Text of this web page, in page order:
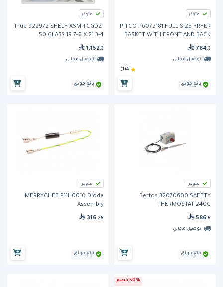
متوفر
PITCO P6072181 FULL SIZE FRYER
BASKET WITH FRONT AND BACK
HOOKS
784 .3
توصيل مجاني
بائع موثق
4
(1)
متوفر
True 922972 SHELF ASM TCGDZ-
50 GLASS 19 7-8 X 21 3-4
1,152 .3
توصيل مجاني
بائع موثق
متوفر
Bertos 32070600 SAFETY
THERMOSTAT 240C
586.5
توصيل مجاني
بائع موثق
متوفر
MERRYCHEF P11H0010 Diode
Assembly
316.25
بائع موثق
50% خصم